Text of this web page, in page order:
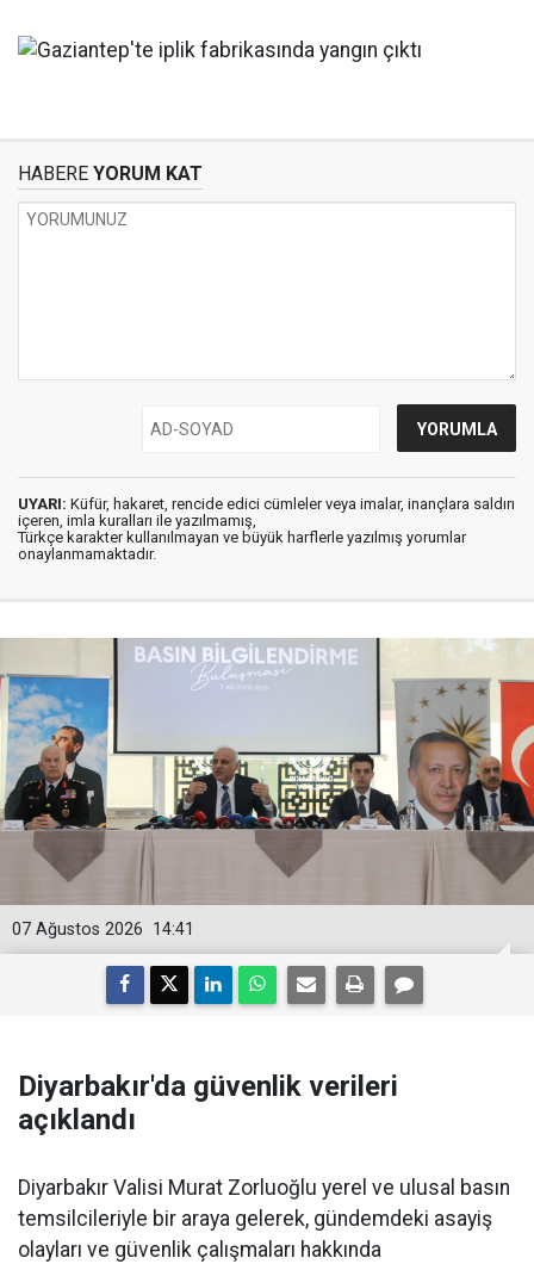
HABERE YORUM KAT
UYARI: Küfür, hakaret, rencide edici cümleler veya imalar, inançlara saldırı
içeren, imla kuralları ile yazılmamış,
Türkçe karakter kullanılmayan ve büyük harflerle yazılmış yorumlar
onaylanmamaktadır.
14:41
07 Ağustos 2026
Diyarbakır'da güvenlik verileri
açıklandı
Diyarbakır Valisi Murat Zorluoğlu yerel ve ulusal basın
temsilcileriyle bir araya gelerek, gündemdeki asayiş
olayları ve güvenlik çalışmaları hakkında